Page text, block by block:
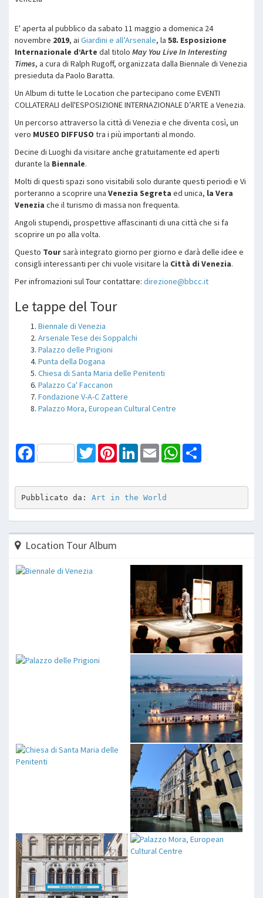
E' aperta al pubblico da sabato 11 maggio a domenica 24
novembre 2019, ai Giardini e all’Arsenale, la 58. Esposizione
Internazionale d’Arte dal titolo May You Live In Interesting
Times, a cura di Ralph Rugoff, organizzata dalla Biennale di Venezia
presieduta da Paolo Baratta.
Un Album di tutte le Location che partecipano come EVENTI
COLLATERALI dell'ESPOSIZIONE INTERNAZIONALE D’ARTE a Venezia.
Un percorso attraverso la città di Venezia e che diventa così, un
vero MUSEO DIFFUSO tra i più importanti al mondo.
Decine di Luoghi da visitare anche gratuitamente ed aperti
durante la Biennale.
Molti di questi spazi sono visitabili solo durante questi periodi e Vi
porteranno a scoprire una Venezia Segreta ed unica, la Vera
Venezia che il turismo di massa non frequenta.
Angoli stupendi, prospettive affascinanti di una città che si fa
scoprire un po alla volta.
Questo Toursarà integrato giorno per giorno e darà delle idee e
consigli interessanti per chi vuole visitare la Città di Venezia.
Per infromazioni sul Tour contattare: direzione@bbcc.it
Le tappe del Tour
Biennale di Venezia
Arsenale Tese dei Soppalchi
Palazzo delle Prigioni
Punta della Dogana
Chiesa di Santa Maria delle Penitenti
Palazzo Ca' Faccanon
Fondazione V-A-C Zattere
Palazzo Mora, European Cultural Centre
Facebook TwitterPinterestLinkedInEmail WhatsApp
Pubblicato da: Art in the World
Location Tour Album